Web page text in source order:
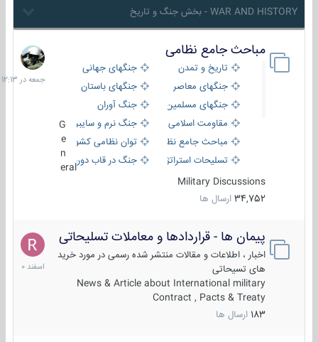
WAR AND HISTORY - بخش جنگ و تاریخ
مباحث جامع نظامی
تاریخ و تمدن
جنگهای جهانی
جنگهای معاصر
جنگهای باستان
جنگهای مسلمین
جنگ آوران
مقاومت اسلامی
جنگ نرم و سایبری
مباحث جامع نظامی
توان نظامی کشورها
تسلیحات استراتژیک
جنگ در قاب دوربین
eral
Military Discussions
34,752 ارسال ها
جمعه
در
12:13
پیمان ها - قراردادها و معاملات تسلیحاتی
اخبار ، اطلاعات و مقالات منتشر شده رسمی در مورد خرید
های تسیحاتی
News & Article about International military
Contract , Pacts & Treaty
183 ارسال ها
7
اسفند
1400